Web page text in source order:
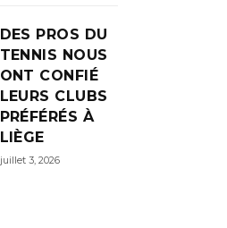
DES PROS DU
TENNIS NOUS
ONT CONFIÉ
LEURS CLUBS
PRÉFÉRÉS À
LIÈGE
juillet 3, 2026